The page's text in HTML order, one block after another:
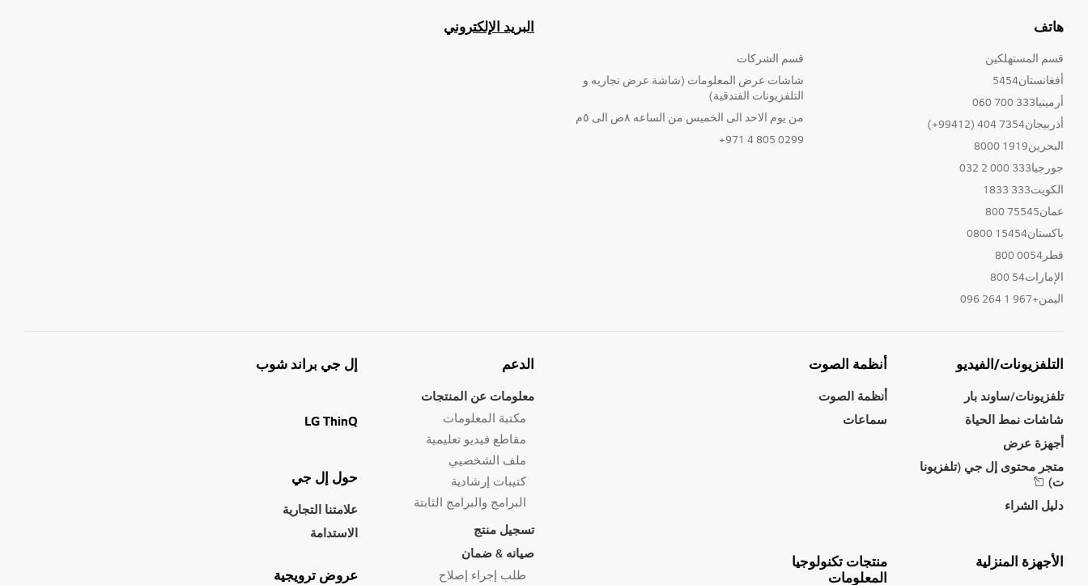
هاتف
قسم المستهلكين
أفغانستان5454
أرمينيا333 700 060
أذربيجان7354 404 (99412+)
البحرين1919 8000
جورجيا333 000 2 032
الكويت333 1833
عمان75545 800
باكستان15454 0800
قطر0054 800
الإمارات54 800
اليمن+967 1 264 096
قسم الشركات
شاشات عرض المعلومات (شاشة عرض تجاريه و
التلفزيونات الفندقية)
من يوم الاحد الى الخميس من الساعه ٨ص الى ٥م
0299 805 4 971+
البريد الإلكتروني
التلفزيونات/الفيديو
تلفزيونات/ساوند بار
شاشات نمط الحياة
أجهزة عرض
متجر محتوى إل جي (تلفزيونا
ت)
دليل الشراء
أنظمة الصوت
أنظمة الصوت
سماعات
الأجهزة المنزلية
منتجات تكنولوجيا
المعلومات
الدعم
معلومات عن المنتجات
مكتبة المعلومات
مقاطع فيديو تعليمية
ملف الشخصيي
كتيبات إرشادية
البرامج والبرامج الثابتة
تسجيل منتج
صيانه & ضمان
طلب إجراء إصلاح
إل جي براند شوب
LG ThinQ
حول إل جي
علامتنا التجارية
الاستدامة
عروض ترويجية